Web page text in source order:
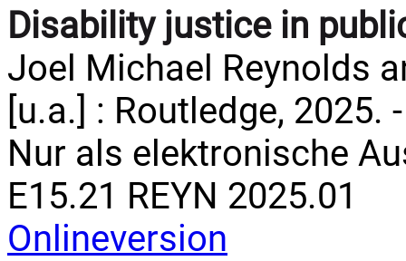
Disability justice in
Joel Michael Reynolds
[u.a.] : Routledge, 2025.
Nur als elektronische
E15.21 REYN 2025.01
Onlineversion